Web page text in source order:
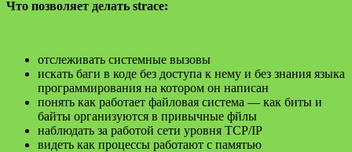
Что позволяет делать strace:
отслеживать системные вызовы
искать баги в коде без доступа к нему и без знания языка
программирования на котором он написан
понять как работает файловая система — как биты и
байты организуются в привычные фйлы
наблюдать за работой сети уровня TCP/IP
видеть как процессы работают с памятью